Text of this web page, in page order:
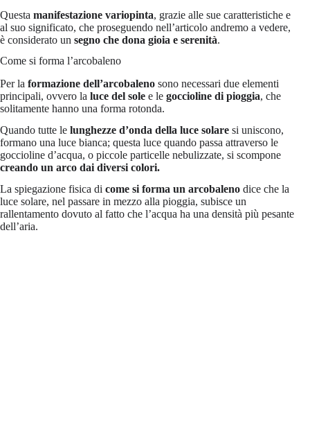
Questa manifestazione variopinta, grazie alle sue caratteristiche e
al suo significato, che proseguendo nell’articolo andremo a vedere,
è considerato un segno che dona gioia e serenità.
Come si forma l’arcobaleno
Per la formazione dell’arcobaleno sono necessari due elementi
principali, ovvero la luce del sole e le goccioline di pioggia, che
solitamente hanno una forma rotonda.
Quando tutte le lunghezze d’onda della luce solare si uniscono,
formano una luce bianca; questa luce quando passa attraverso le
goccioline d’acqua, o piccole particelle nebulizzate, si scompone
creando un arco dai diversi colori.
La spiegazione fisica di come si forma un arcobaleno dice che la
luce solare, nel passare in mezzo alla pioggia, subisce un
rallentamento dovuto al fatto che l’acqua ha una densità più pesante
dell’aria.